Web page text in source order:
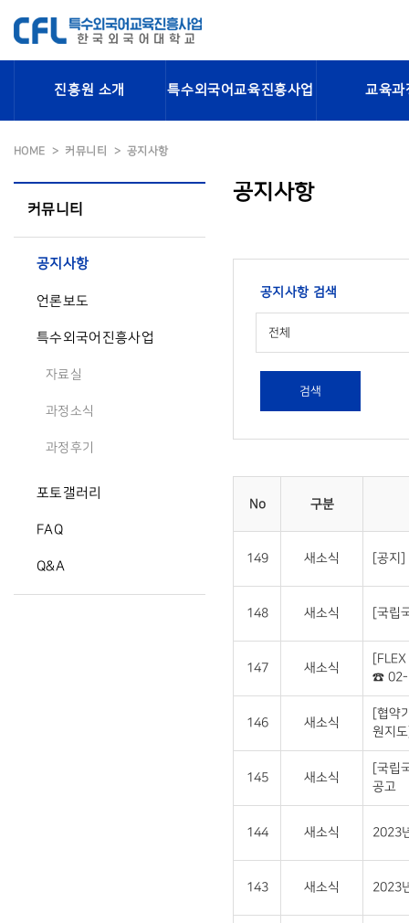
진흥원 소개 특수외국어교육진흥사업 교육과
HOME 커뮤니티 공지사항
커뮤니티
공지사항
언론보도
특수외국어진흥사업
자료실
과정소식
과정후기
포토갤러리
FAQ
Q&A
공지사항
공지사항 검색
전체
검색
No 구분
149 새소식 [공지]
148 새소식 [국립
147 새소식
☎ 02-
146 새소식
[협약
원지
145 새소식
[국립
공고
144 새소식 2023
143 새소식 2023